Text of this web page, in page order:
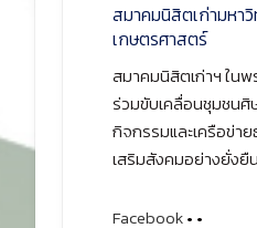
สมาคมนิสิตเก่ามหา
เกษตรศาสตร์
สมาคมนิสิตเก่าฯ ใน
ร่วมขับเคลื่อนชุมชนศิ
กิจกรรมและเครือข่า
เสริมสังคมอย่างยั่งยืน
Facebook• •